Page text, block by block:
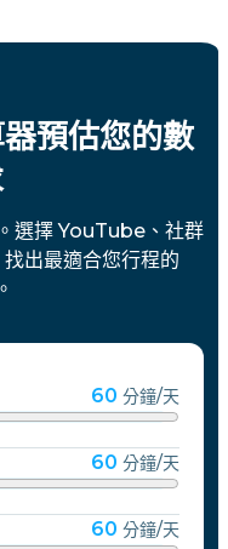
預估您的數
選擇 YouTube、社群
出最適合您行程的
60 分鐘/天
60 分鐘/天
60 分鐘/天